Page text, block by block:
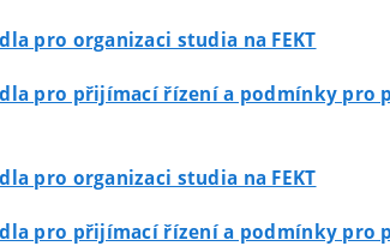
pro organizaci studia na FEKT
pro přijímací řízení a podmínky
pro organizaci studia na FEKT
pro přijímací řízení a podmínky